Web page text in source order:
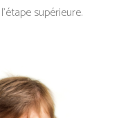
supérieure.